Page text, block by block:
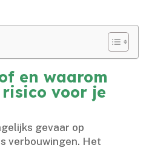
en waarom
voor je
gevaar op
verbouwingen.​ Het